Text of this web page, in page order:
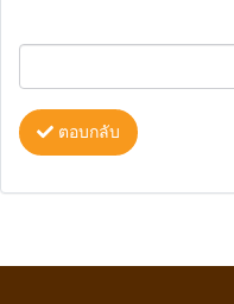
ตอบกลับ